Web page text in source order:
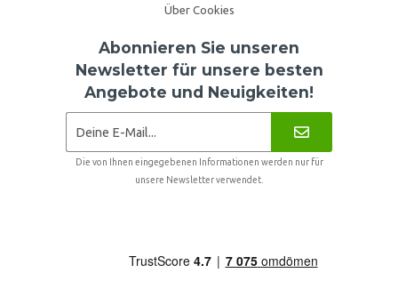
Über Cookies
Abonnieren Sie unseren
Newsletter für unsere besten
Angebote und Neuigkeiten!
Die von Ihnen eingegebenen Informationen werden nur für
unsere Newsletter verwendet.